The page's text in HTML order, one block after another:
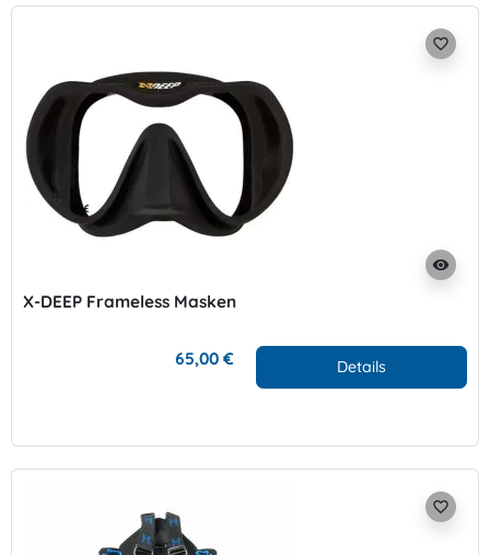
visibility
favorite_border
X-DEEP Frameless Masken
65,00 € Details
favorite_border